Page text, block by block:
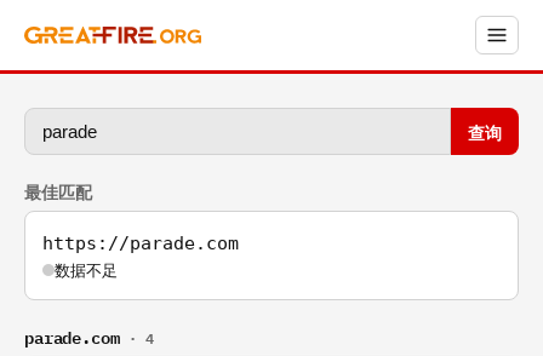
查询
最佳匹配
https://parade.com
数据不足
parade.com · 4